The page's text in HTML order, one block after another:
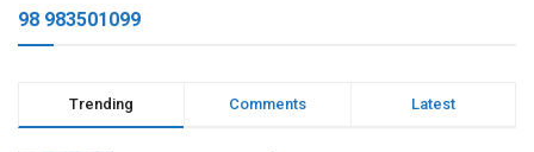
98 983501099
Trending Comments Latest